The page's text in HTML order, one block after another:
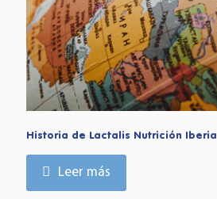
Historia de Lactalis Nutrición Iberia
Leer más